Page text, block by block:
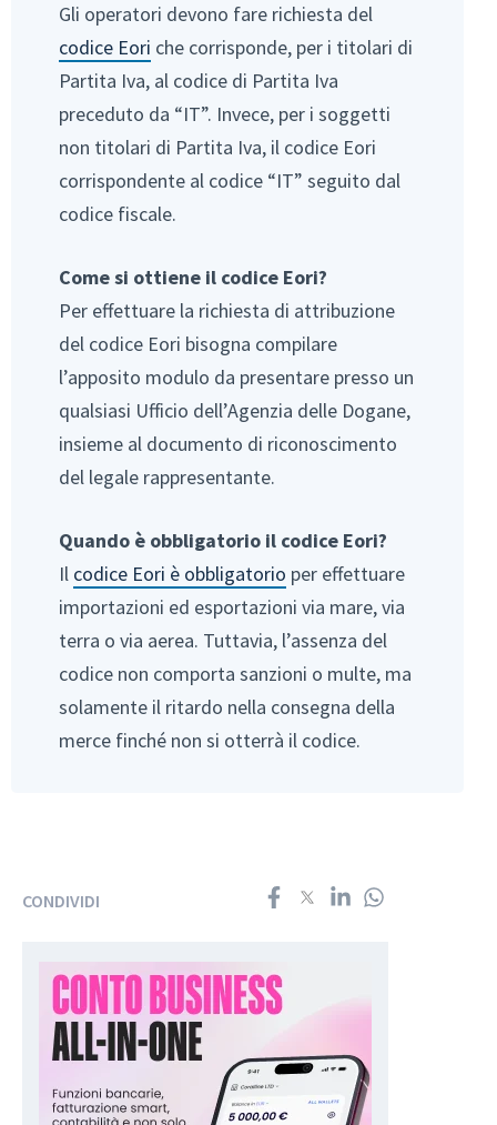
Gli operatori devono fare richiesta del
codice Eori che corrisponde, per i titolari di
Partita Iva, al codice di Partita Iva
preceduto da “IT”. Invece, per i soggetti
non titolari di Partita Iva, il codice Eori
corrispondente al codice “IT” seguito dal
codice fiscale.
Come si ottiene il codice Eori?
Per effettuare la richiesta di attribuzione
del codice Eori bisogna compilare
l’apposito modulo da presentare presso un
qualsiasi Ufficio dell’Agenzia delle Dogane,
insieme al documento di riconoscimento
del legale rappresentante.
Quando è obbligatorio il codice Eori?
Il codice Eori è obbligatorio per effettuare
importazioni ed esportazioni via mare, via
terra o via aerea. Tuttavia, l’assenza del
codice non comporta sanzioni o multe, ma
solamente il ritardo nella consegna della
merce finché non si otterrà il codice.
CONDIVIDI